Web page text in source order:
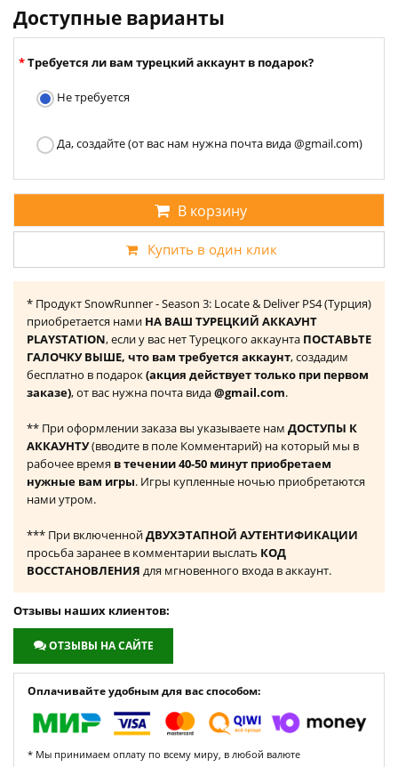
Доступные варианты
Требуется ли вам турецкий аккаунт в подарок?
Не требуется
Да, создайте (от вас нам нужна почта вида @gmail.com)
В корзину
Купить в один клик
* Продукт SnowRunner - Season 3: Locate & Deliver PS4 (Турция)
приобретается нами НА ВАШ ТУРЕЦКИЙ АККАУНТ
PLAYSTATION, если у вас нет Турецкого аккаунта ПОСТАВЬТЕ
ГАЛОЧКУ ВЫШЕ, что вам требуется аккаунт, создадим
бесплатно в подарок(акция действует только при первом
заказе), от вас нужна почта вида@gmail.com.
** При оформлении заказа вы указываете нам ДОСТУПЫ К
АККАУНТУ(вводите в поле Комментарий) на который мы в
рабочее время в течении 40-50 минут приобретаем
нужные вам игры. Игры купленные ночью приобретаются
нами утром.
*** При включеннойДВУХЭТАПНОЙ АУТЕНТИФИКАЦИИ
просьба заранее в комментарии выслать КОД
ВОССТАНОВЛЕНИЯ для мгновенного входа в аккаунт.
Отзывы наших клиентов:
ОТЗЫВЫ НА САЙТЕ
Оплачивайте удобным для вас способом:
* Мы принимаем оплату по всему миру, в любой валюте